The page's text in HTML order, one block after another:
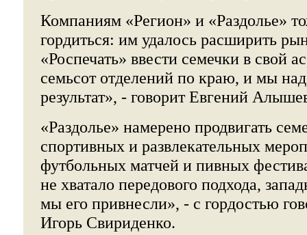
Компаниям «Регион» и «Раздолье»
гордиться: им удалось расширить
«Роспечать» ввести семечки в свой
семьсот отделений по краю, и мы
результат», - говорит Евгений
«Раздолье» намерено продвигать
спортивных и развлекательных
футбольных матчей и пивных
не хватало передового подхода,
мы его привнесли», - с гордостью
Игорь Свириденко.